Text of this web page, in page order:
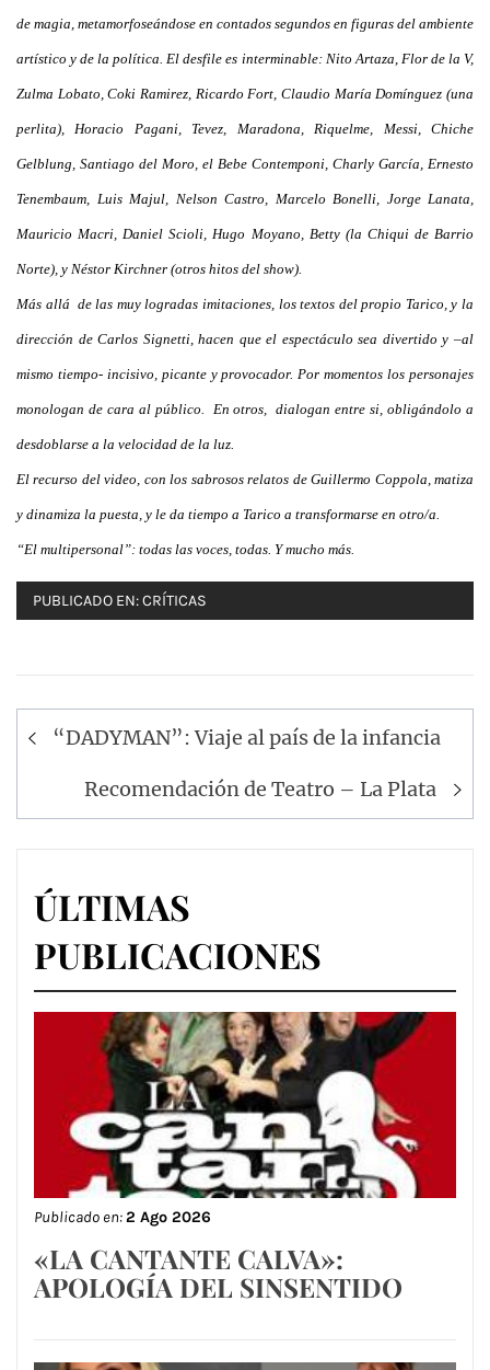
de magia, metamorfoseándose en contados segundos en figuras del ambiente
artístico y de la política. El desfile es interminable: Nito Artaza, Flor de la V,
Zulma Lobato, Coki Ramirez, Ricardo Fort, Claudio María Domínguez (una
perlita), Horacio Pagani, Tevez, Maradona, Riquelme, Messi, Chiche
Gelblung, Santiago del Moro, el Bebe Contemponi, Charly García, Ernesto
Tenembaum, Luis Majul, Nelson Castro, Marcelo Bonelli, Jorge Lanata,
Mauricio Macri, Daniel Scioli, Hugo Moyano, Betty (la Chiqui de Barrio
Norte), y Néstor Kirchner (otros hitos del show).
Más allá de las muy logradas imitaciones, los textos del propio Tarico, y la
dirección de Carlos Signetti, hacen que el espectáculo sea divertido y –al
mismo tiempo- incisivo, picante y provocador. Por momentos los personajes
monologan de cara al público. En otros, dialogan entre si, obligándolo a
desdoblarse a la velocidad de la luz.
El recurso del video, con los sabrosos relatos de Guillermo Coppola, matiza
y dinamiza la puesta, y le da tiempo a Tarico a transformarse en otro/a.
“El multipersonal”: todas las voces, todas. Y mucho más.
PUBLICADO EN:CRÍTICAS
Navegación
entradas
“DADYMAN”: Viaje al país de la infancia
Recomendación de Teatro – La Plata
ÚLTIMAS
PUBLICACIONES
Publicado en:2 Ago 2026
«LA CANTANTE CALVA»:
APOLOGÍA DEL SINSENTIDO